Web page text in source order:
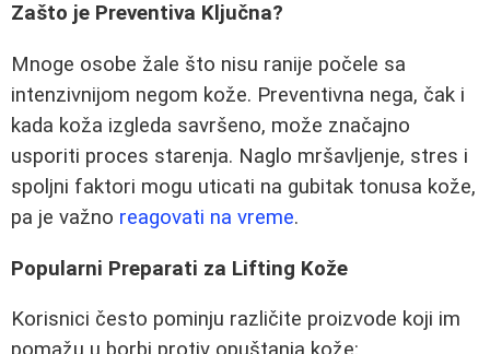
Zašto je Preventiva Ključna?
Mnoge osobe žale što nisu ranije počele sa
intenzivnijom negom kože. Preventivna nega, čak i
kada koža izgleda savršeno, može značajno
usporiti proces starenja. Naglo mršavljenje, stres i
spoljni faktori mogu uticati na gubitak tonusa kože,
pa je važno reagovati na vreme.
Popularni Preparati za Lifting Kože
Korisnici često pominju različite proizvode koji im